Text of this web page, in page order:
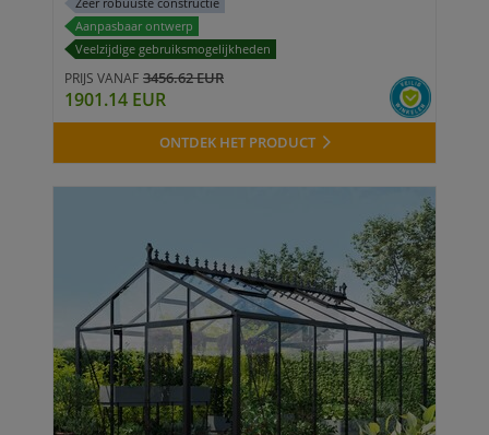
Aanpasbaar ontwerp
Veelzijdige gebruiksmogelijkheden
PRIJS VANAF 3456.62 EUR
1901.14 EUR
ONTDEK HET PRODUCT